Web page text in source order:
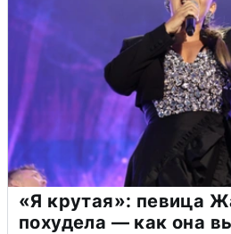
«Я крутая»: певица
похудела — как она